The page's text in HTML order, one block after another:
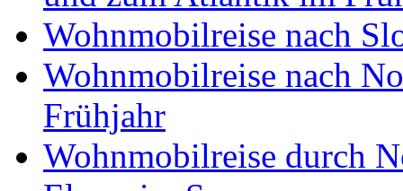
Wohnmobilreise nach
Wohnmobilreise nach
Frühjahr
Wohnmobilreise durch